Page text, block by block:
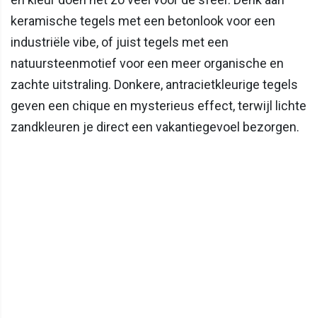
keramische tegels met een betonlook voor een
industriële vibe, of juist tegels met een
natuursteenmotief voor een meer organische en
zachte uitstraling. Donkere, antracietkleurige tegels
geven een chique en mysterieus effect, terwijl lichte
zandkleuren je direct een vakantiegevoel bezorgen.